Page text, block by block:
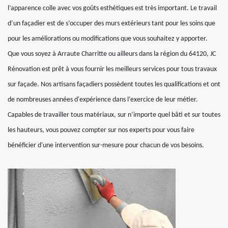
l’apparence colle avec vos goûts esthétiques est très important. Le travail
d’un façadier est de s’occuper des murs extérieurs tant pour les soins que
pour les améliorations ou modifications que vous souhaitez y apporter.
Que vous soyez à Arraute Charritte ou ailleurs dans la région du 64120, JC
Rénovation est prêt à vous fournir les meilleurs services pour tous travaux
sur façade. Nos artisans façadiers possèdent toutes les qualifications et ont
de nombreuses années d'expérience dans l’exercice de leur métier.
Capables de travailler tous matériaux, sur n’importe quel bâti et sur toutes
les hauteurs, vous pouvez compter sur nos experts pour vous faire
bénéficier d'une intervention sur-mesure pour chacun de vos besoins.